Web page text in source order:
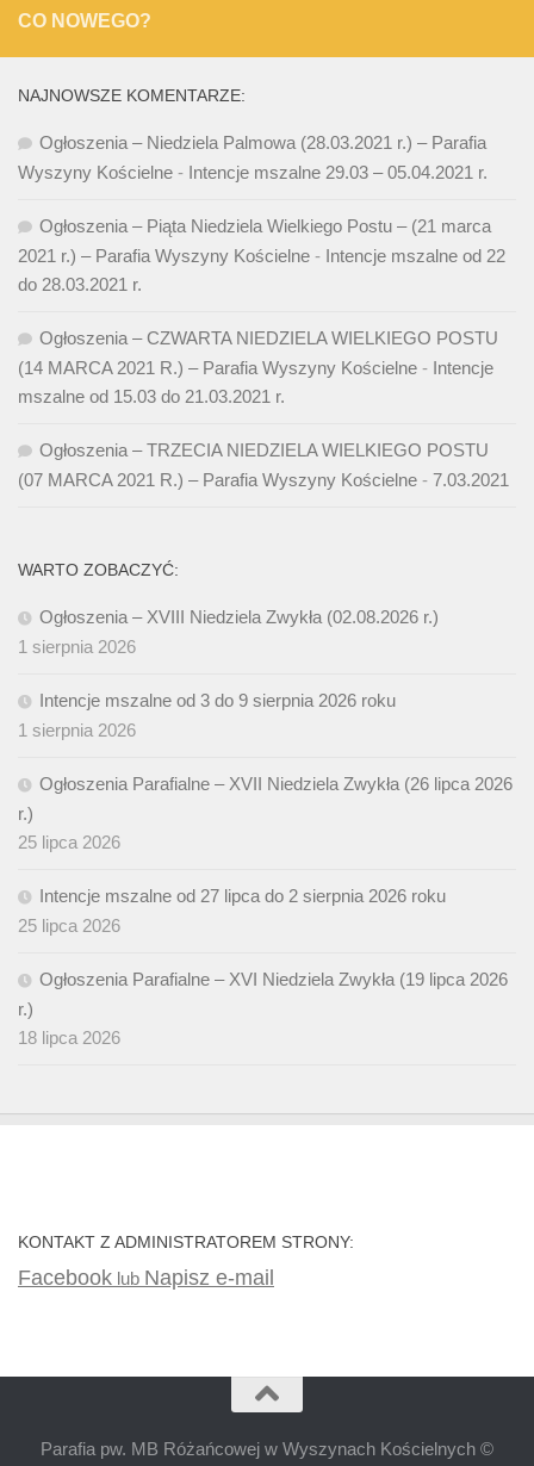
CO NOWEGO?
NAJNOWSZE KOMENTARZE:
Ogłoszenia – Niedziela Palmowa (28.03.2021 r.) – Parafia
Wyszyny Kościelne - Intencje mszalne 29.03 – 05.04.2021 r.
Ogłoszenia – Piąta Niedziela Wielkiego Postu – (21 marca
2021 r.) – Parafia Wyszyny Kościelne - Intencje mszalne od 22
do 28.03.2021 r.
Ogłoszenia – CZWARTA NIEDZIELA WIELKIEGO POSTU
(14 MARCA 2021 R.) – Parafia Wyszyny Kościelne - Intencje
mszalne od 15.03 do 21.03.2021 r.
Ogłoszenia – TRZECIA NIEDZIELA WIELKIEGO POSTU
(07 MARCA 2021 R.) – Parafia Wyszyny Kościelne - 7.03.2021
WARTO ZOBACZYĆ:
Ogłoszenia – XVIII Niedziela Zwykła (02.08.2026 r.)
1 sierpnia 2026
Intencje mszalne od 3 do 9 sierpnia 2026 roku
1 sierpnia 2026
Ogłoszenia Parafialne – XVII Niedziela Zwykła (26 lipca 2026
r.)
25 lipca 2026
Intencje mszalne od 27 lipca do 2 sierpnia 2026 roku
25 lipca 2026
Ogłoszenia Parafialne – XVI Niedziela Zwykła (19 lipca 2026
r.)
18 lipca 2026
KONTAKT Z ADMINISTRATOREM STRONY:
Facebook lub Napisz e-mail
Parafia pw. MB Różańcowej w Wyszynach Kościelnych ©